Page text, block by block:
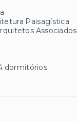
Paisagística
Associados
dormitórios